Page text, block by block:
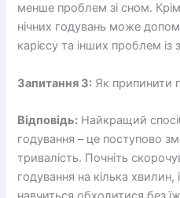
менше проблем зі сном.
нічних годувань може
карієсу та інших проблем із
Запитання 3: Як припинити
Відповідь: Найкращий
годування – це поступово
тривалість. Почніть
годування на кілька